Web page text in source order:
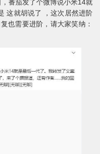
番茄发了个微博说小米14就
这就胡说了 ，这次居然进阶
也需要进阶，请大家笑纳：